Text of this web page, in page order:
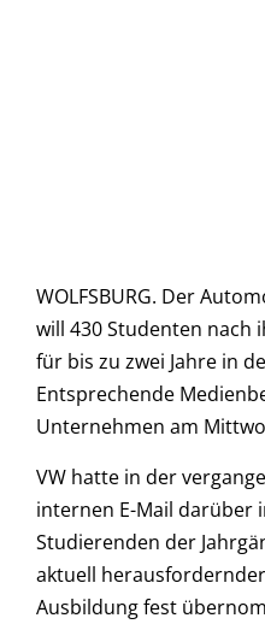
WOLFSBURG. Der
will 430 Studenten nach
für bis zu zwei Jahre in
Entsprechende
Unternehmen am
VW hatte in der
internen E-Mail darüber
Studierenden der
aktuell
Ausbildung fest